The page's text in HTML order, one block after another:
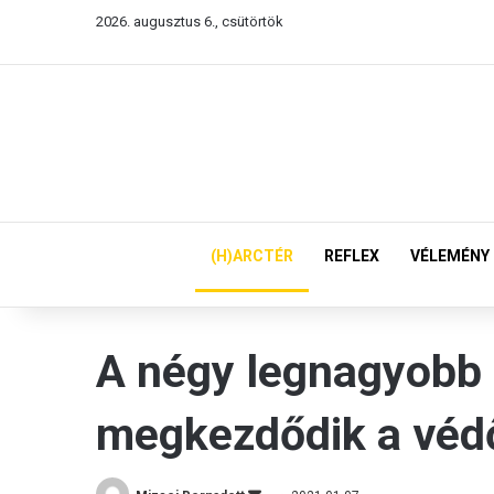
2026. augusztus 6., csütörtök
(H)ARCTÉR REFLEX VÉLEMÉNY
A négy
megkezdődik a